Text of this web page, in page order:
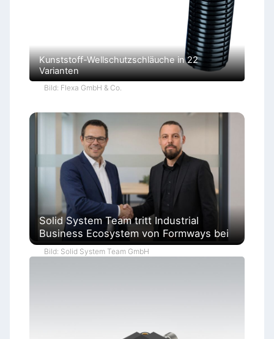
Kunststoff-Wellschutzschläuche in 22
Varianten
Bild: Flexa GmbH & Co.
Solid System Team tritt Industrial
Business Ecosystem von Formways bei
Bild: Solid System Team GmbH